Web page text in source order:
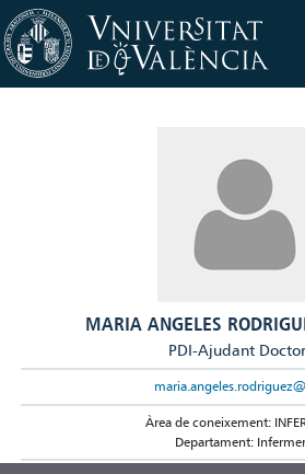
MARIA ANGELES
PDI-Ajudant
Àrea de coneixement:
Departament: